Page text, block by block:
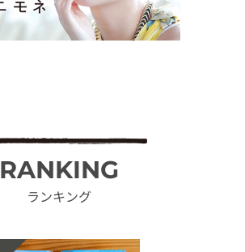
RANKING
ランキング